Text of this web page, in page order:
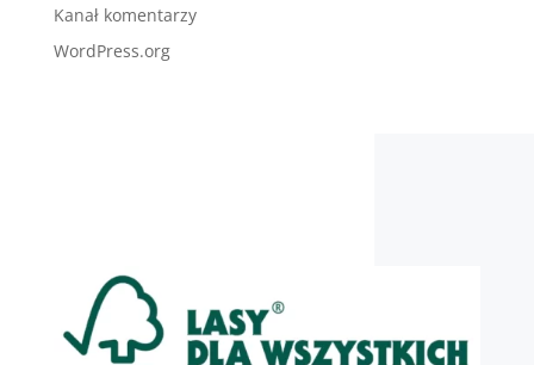
Kanał komentarzy
WordPress.org